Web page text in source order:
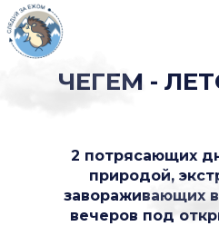
2 потрясающих
природой,
завораживающих
вечеров под
ЧЕГЕМ -